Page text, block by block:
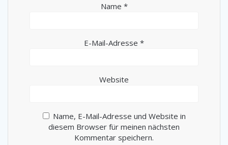
Name *
E-Mail-Adresse *
Website
Name, E-Mail-Adresse und Website in
diesem Browser für meinen nächsten
Kommentar speichern.